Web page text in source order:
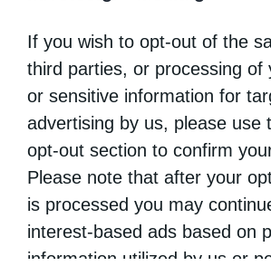
If you wish to opt-out of the
third parties, or processing of
or sensitive information for
advertising by us, please use
opt-out section to confirm
Please note that after your
is processed you may
interest-based ads based on
information utilized by us or
Ο Κορίνθου Παύλος στον Ιερό Ναό
Επόμενο άρθρο
Ομιλία του Οικ. Πατριάρχη στο Βίλνιους
προώθησης του διαχριστιανικού
ΔΕΙΤΕ ΕΠΙΣΗΣ
Ιερά Παράκληση προς την
Φαβριανά...